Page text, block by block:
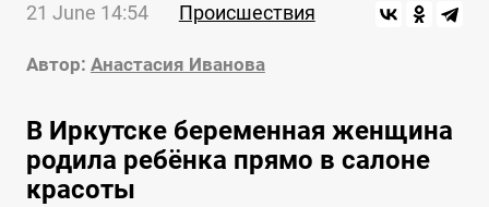
21 June 14:54 Происшествия
Автор: Анастасия Иванова
В Иркутске беременная женщина
родила ребёнка прямо в салоне
красоты